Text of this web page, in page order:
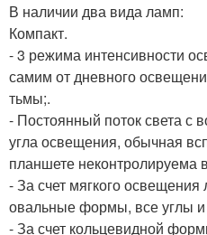
В наличии два вида ламп:
Компакт.
- 3 режима интенсивности
самим от дневного
тьмы;.
- Постоянный поток света с
угла освещения, обычная
планшете неконтролируема
- За счет мягкого
овальные формы, все углы и
- За счет кольцевидной